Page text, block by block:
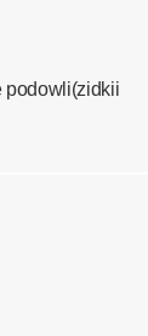
podowli(zidkii